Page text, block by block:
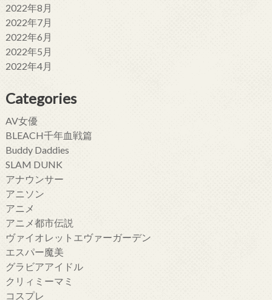
2022年8月
2022年7月
2022年6月
2022年5月
2022年4月
Categories
AV女優
BLEACH千年血戦篇
Buddy Daddies
SLAM DUNK
アナウンサー
アニソン
アニメ
アニメ都市伝説
ヴァイオレットエヴァーガーデン
エスパー魔美
グラビアアイドル
クリィミーマミ
コスプレ